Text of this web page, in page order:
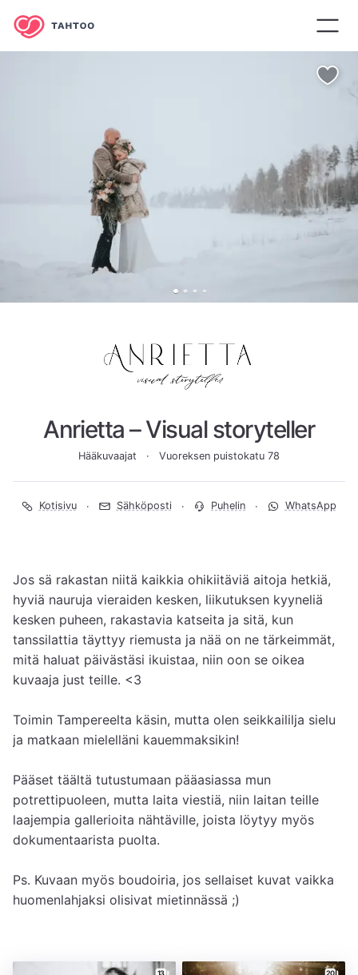
Anrietta – Visual storyteller
Hääkuvaajat Vuoreksen puistokatu 78
Kotisivu Sähköposti Puhelin WhatsApp
Jos sä rakastan niitä kaikkia ohikiitäviä aitoja hetkiä,
hyviä nauruja vieraiden kesken, liikutuksen kyyneliä
kesken puheen, rakastavia katseita ja sitä, kun
tanssilattia täyttyy riemusta ja nää on ne tärkeimmät,
mitä haluat päivästäsi ikuistaa, niin oon se oikea
kuvaaja just teille. <3
Toimin Tampereelta käsin, mutta olen seikkaililja sielu
ja matkaan mielelläni kauemmaksikin!
Pääset täältä tutustumaan pääasiassa mun
potrettipuoleen, mutta laita viestiä, niin laitan teille
laajempia gallerioita nähtäville, joista löytyy myös
dokumentaarista puolta.
Ps. Kuvaan myös boudoiria, jos sellaiset kuvat vaikka
huomenlahjaksi olisivat mietinnässä ;)
13 20